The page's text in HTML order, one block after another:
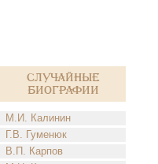
Случайные
биографии
М.И. Калинин
Г.В. Гуменюк
В.П. Карпов